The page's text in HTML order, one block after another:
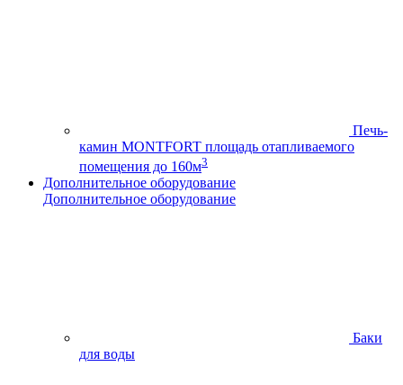
Печь-
камин MONTFORT площадь отапливаемого
помещения до 160м3
Дополнительное оборудование
Дополнительное оборудование
Баки
для воды